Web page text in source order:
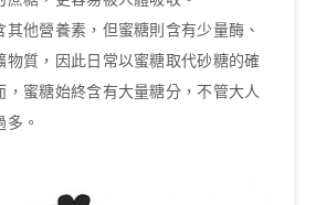
他營養素，但蜜糖則含有少量酶、
質，因此日常以蜜糖取代砂糖的確
蜜糖始終含有大量糖分，不管大人
。